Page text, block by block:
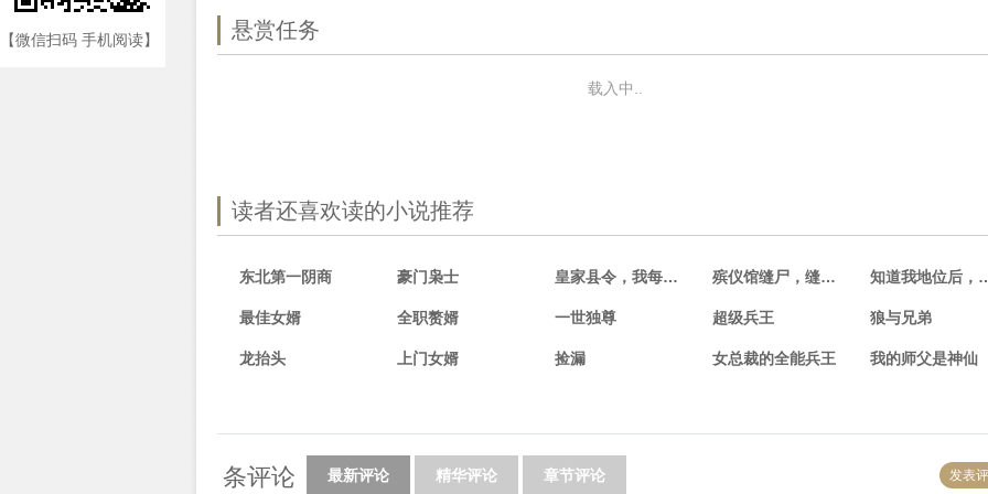
悬赏任务
载入中..
读者还喜欢读的小说推荐
东北第一阴商 豪门枭士 皇家县令，我每日躺着收税 殡仪馆缝尸，缝到相亲对象 知道我地位
最佳女婿 全职赘婿 一世独尊 超级兵王 狼与兄弟
龙抬头 上门女婿 捡漏 女总裁的全能兵王 我的师父是神仙
发表
条评论 最新评论 精华评论 章节评论
【微信扫码 手机阅读】